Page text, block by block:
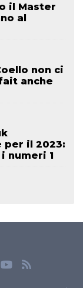
il Master
al
non ci
anche
per il 2023:
numeri 1